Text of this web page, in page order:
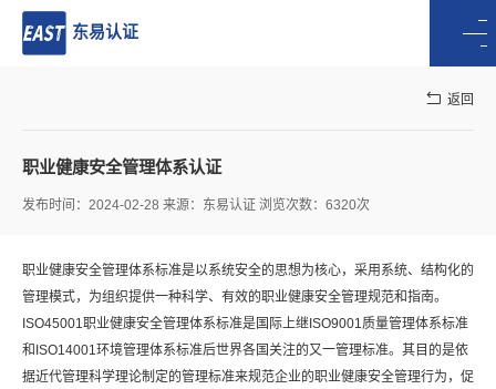
东易认证
返回
职业健康安全管理体系认证
发布时间：2024-02-28 来源：东易认证 浏览次数：6320次
职业健康安全管理体系标准是以系统安全的思想为核心，采用系统、结构化的
管理模式，为组织提供一种科学、有效的职业健康安全管理规范和指南。
ISO45001职业健康安全管理体系标准是国际上继ISO9001质量管理体系标准
和ISO14001环境管理体系标准后世界各国关注的又一管理标准。其目的是依
据近代管理科学理论制定的管理标准来规范企业的职业健康安全管理行为，促